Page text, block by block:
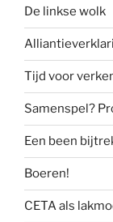
De linkse wolk
Tijd voor
Samenspel?
Een been
Boeren!
CETA als